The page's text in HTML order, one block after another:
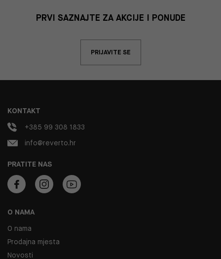
PRVI SAZNAJTE ZA AKCIJE I PONUDE
PRIJAVITE SE
O NAMA
O nama
Prodajna mjesta
Novosti
PRATITE NAS
KONTAKT
+385 99 308 1833
info@reverto.hr